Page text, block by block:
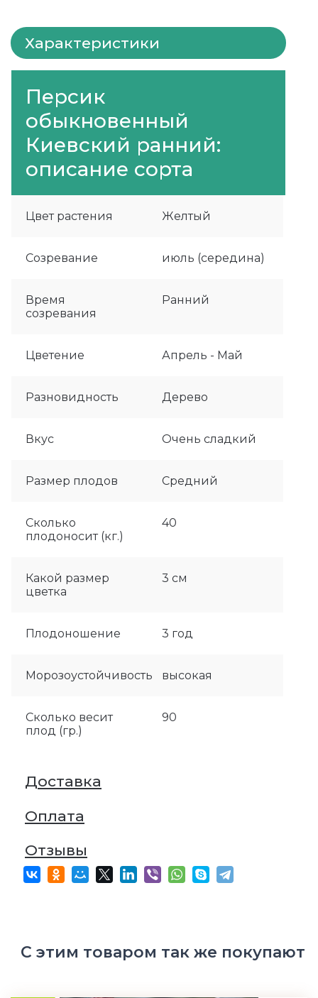
Характеристики
Персик
обыкновенный
Киевский ранний:
описание сорта
Цвет растения Желтый
Созревание июль (середина)
Время
созревания
Ранний
Цветение Апрель - Май
Разновидность Дерево
Вкус Очень сладкий
Размер плодов Средний
Сколько
плодоносит (кг.)
40
Какой размер
цветка
3 см
Плодоношение 3 год
Морозоустойчивость высокая
Сколько весит
плод (гр.)
90
Доставка
Оплата
Отзывы
С этим товаром так же покупают